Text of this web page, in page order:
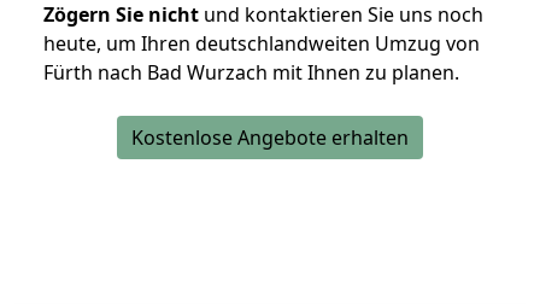
Zögern Sie nicht und kontaktieren Sie uns noch
heute, um Ihren deutschlandweiten Umzug von
Fürth nach Bad Wurzach mit Ihnen zu planen.
Kostenlose Angebote erhalten